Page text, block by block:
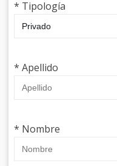
* Tipología
* Apellido
* Nombre